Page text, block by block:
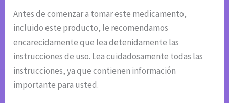
Antes de comenzar a tomar este medicamento,
incluido este producto, le recomendamos
encarecidamente que lea detenidamente las
instrucciones de uso. Lea cuidadosamente todas las
instrucciones, ya que contienen información
importante para usted.